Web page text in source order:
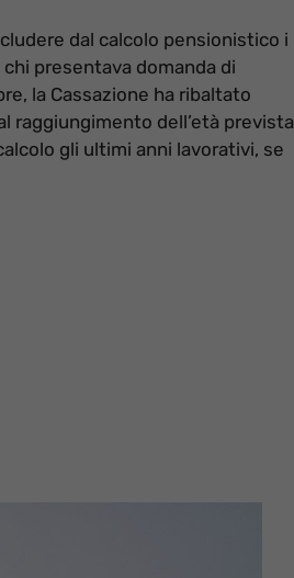
dal calcolo pensionistico i
presentava domanda di
la Cassazione ha ribaltato
raggiungimento dell’età prevista
gli ultimi anni lavorativi, se